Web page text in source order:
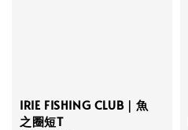
IRIE FISHING CLUB｜魚
之圈短T